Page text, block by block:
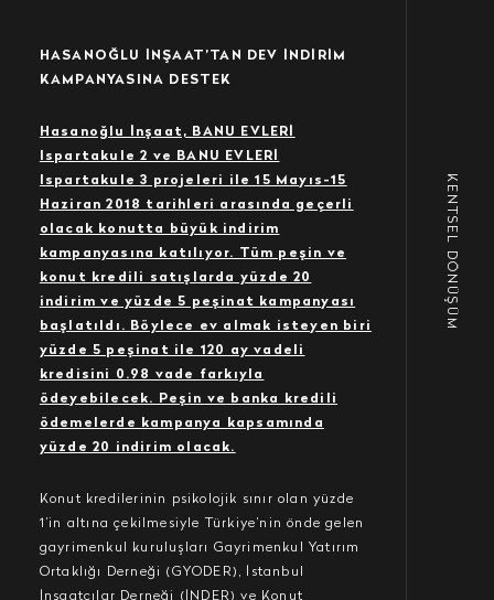
KENTSEL DÖNÜŞÜM
HASANOĞLU İNŞAAT’TAN DEV İNDİRİM
KAMPANYASINA DESTEK
Hasanoğlu İnşaat, BANU EVLERİ
Ispartakule 2 ve BANU EVLERİ
Ispartakule 3 projeleri ile 15 Mayıs-15
Haziran 2018 tarihleri arasında geçerli
olacak konutta büyük indirim
kampanyasına katılıyor. Tüm peşin ve
konut kredili satışlarda yüzde 20
indirim ve yüzde 5 peşinat kampanyası
başlatıldı. Böylece ev almak isteyen biri
yüzde 5 peşinat ile 120 ay vadeli
kredisini 0.98 vade farkıyla
ödeyebilecek. Peşin ve banka kredili
ödemelerde kampanya kapsamında
yüzde 20 indirim olacak.
Konut kredilerinin psikolojik sınır olan yüzde
1’in altına çekilmesiyle Türkiye’nin önde gelen
gayrimenkul kuruluşları Gayrimenkul Yatırım
Ortaklığı Derneği (GYODER), İstanbul
İnşaatçılar Derneği (İNDER) ve Konut